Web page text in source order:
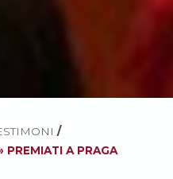
/
PREMIATI A PRAGA